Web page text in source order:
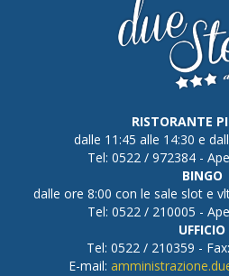
RISTORANTE
dalle 11:45 alle 14:30 e
Tel: 0522 / 972384 -
BINGO
dalle ore 8:00 con le sale slot e
Tel: 0522 / 210005 -
UFFICIO
Tel: 0522 / 210359 -
E-mail: